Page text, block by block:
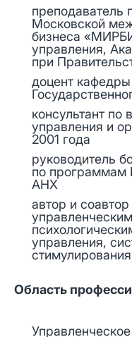
преподаватель
Московской
бизнеса
управления,
при
доцент
консультант по
управления и
2001 года
руководитель
по
АНХ
автор и
управления,
стимулирования
Область